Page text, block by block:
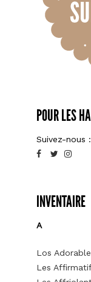
POUR LES
Suivez-nous :
INVENTAIRE
A
Los
Les